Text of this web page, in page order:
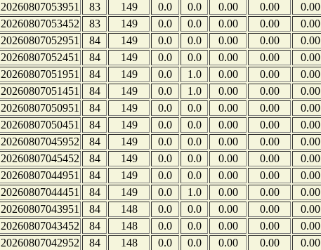
20260807053951
83 149 0.0 0.0 0.00 0.00 0.00
20260807053452
83 149 0.0 0.0 0.00 0.00 0.00
20260807052951
84 149 0.0 0.0 0.00 0.00 0.00
20260807052451
84 149 0.0 0.0 0.00 0.00 0.00
20260807051951
84 149 0.0 1.0 0.00 0.00 0.00
20260807051451
84 149 0.0 1.0 0.00 0.00 0.00
20260807050951
84 149 0.0 0.0 0.00 0.00 0.00
20260807050451
84 149 0.0 0.0 0.00 0.00 0.00
20260807045952
84 149 0.0 0.0 0.00 0.00 0.00
20260807045452
84 149 0.0 0.0 0.00 0.00 0.00
20260807044951
84 149 0.0 0.0 0.00 0.00 0.00
20260807044451
84 149 0.0 1.0 0.00 0.00 0.00
20260807043951
84 148 0.0 0.0 0.00 0.00 0.00
20260807043452
84 148 0.0 0.0 0.00 0.00 0.00
20260807042952
84 148 0.0 0.0 0.00 0.00 0.00